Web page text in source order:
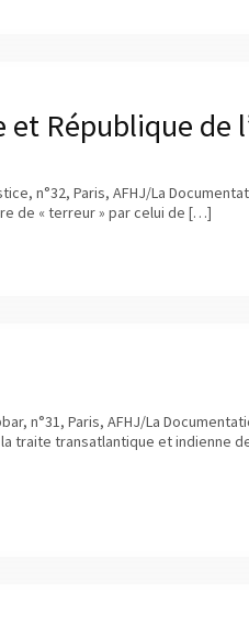
République de
n°32, Paris, AFHJ/La
de « terreur » par celui de […]
n°31, Paris, AFHJ/La
traite transatlantique et indienne